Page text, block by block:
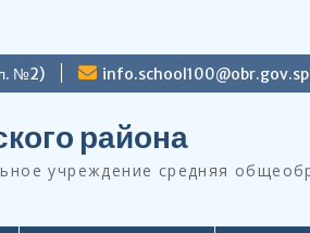
№2)
района
учреждение средняя